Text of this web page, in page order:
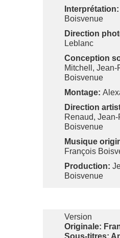
Interprétation:
Boisvenue
Direction
Leblanc
Conception
Mitchell, Jean-
Boisvenue
Montage:
Direction
Renaud,
Boisvenue
Musique
François
Production:
Boisvenue
Version
Originale:
Sous-titres: